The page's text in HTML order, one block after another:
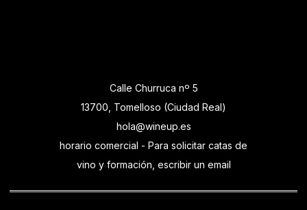
Calle Churruca nº 5
13700, Tomelloso (Ciudad Real)
hola@wineup.es
horario comercial - Para solicitar catas de
vino y formación, escribir un email